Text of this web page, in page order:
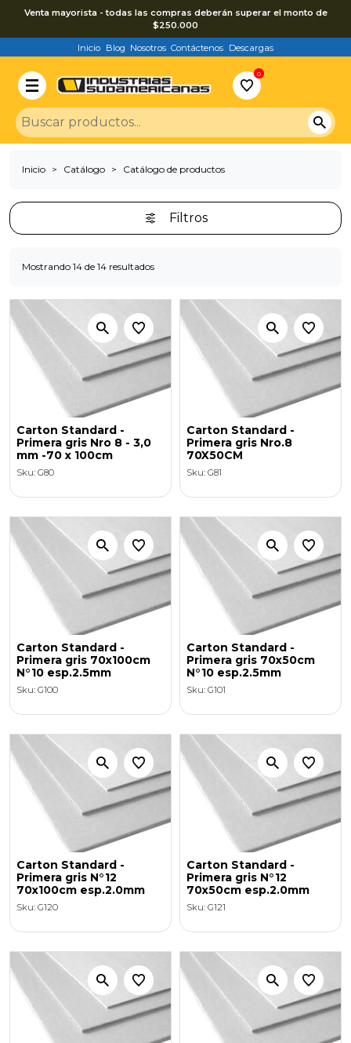
Venta mayorista - todas las compras deberán superar el monto de
$250.000
Inicio Blog Nosotros Contáctenos Descargas
0
Inicio Catálogo Catálogo de productos
Filtros
Mostrando 14 de 14 resultados
Carton Standard -
Primera gris Nro 8 - 3,0
mm -70 x 100cm
Sku: G80
Carton Standard -
Primera gris Nro.8
70X50CM
Sku: G81
Carton Standard -
Primera gris 70x100cm
N°10 esp.2.5mm
Sku: G100
Carton Standard -
Primera gris 70x50cm
N°10 esp.2.5mm
Sku: G101
Carton Standard -
Primera gris N°12
70x100cm esp.2.0mm
Sku: G120
Carton Standard -
Primera gris N°12
70x50cm esp.2.0mm
Sku: G121